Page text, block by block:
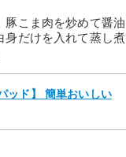
豚こま肉を炒めて醤油
身だけを入れて蒸し煮
ッド】 簡単おいしい